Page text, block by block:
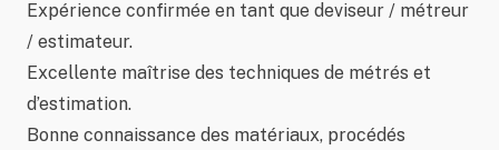
Expérience confirmée en tant que deviseur / métreur
/ estimateur.
Excellente maîtrise des techniques de métrés et
d’estimation.
Bonne connaissance des matériaux, procédés